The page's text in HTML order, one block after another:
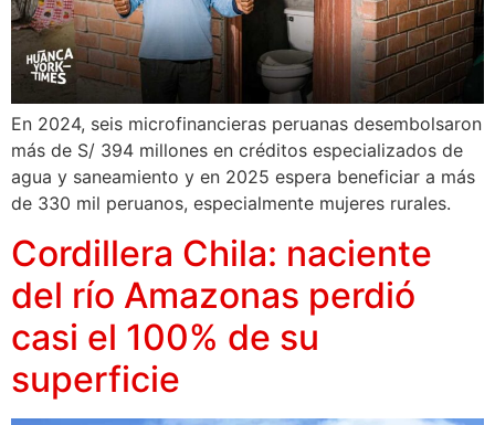
En 2024, seis microfinancieras peruanas desembolsaron
más de S/ 394 millones en créditos especializados de
agua y saneamiento y en 2025 espera beneficiar a más
de 330 mil peruanos, especialmente mujeres rurales.
Cordillera Chila: naciente
del río Amazonas perdió
casi el 100% de su
superficie